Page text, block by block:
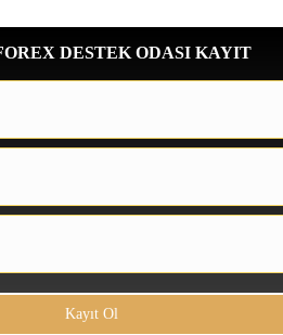
DESTEK ODASI KAYIT